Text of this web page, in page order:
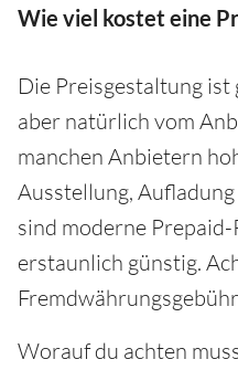
Wie viel kostet eine
Die Preisgestaltung
aber natürlich vom
manchen Anbietern
Ausstellung,
sind moderne
erstaunlich günstig.
Worauf du achten